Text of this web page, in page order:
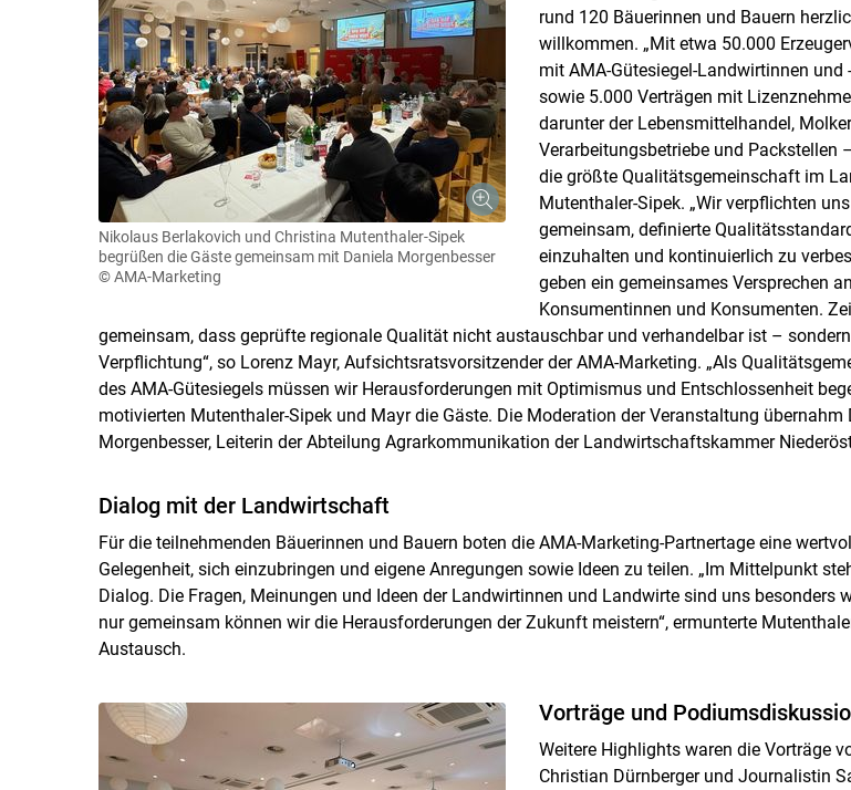
Nikolaus Berlakovich und Christina Mutenthaler-Sipek
begrüßen die Gäste gemeinsam mit Daniela Morgenbesser
© AMA-Marketing
rund 120 Bäuerinnen und Bauern
willkommen. „Mit etwa 50.000
mit AMA-Gütesiegel-Landwirtinnen und
sowie 5.000 Verträgen mit
darunter der Lebensmittelhandel,
Verarbeitungsbetriebe und Packstellen
die größte Qualitätsgemeinschaft im
Mutenthaler-Sipek. „Wir verpflichten uns
gemeinsam, definierte
einzuhalten und kontinuierlich zu
geben ein gemeinsames Versprechen
Konsumentinnen und Konsumenten.
gemeinsam, dass geprüfte regionale Qualität nicht austauschbar und verhandelbar ist –
Verpflichtung“, so Lorenz Mayr, Aufsichtsratsvorsitzender der AMA-Marketing. „Als
des AMA-Gütesiegels müssen wir Herausforderungen mit Optimismus und Entschlossenheit
motivierten Mutenthaler-Sipek und Mayr die Gäste. Die Moderation der Veranstaltung übernahm
Morgenbesser, Leiterin der Abteilung Agrarkommunikation der Landwirtschaftskammer
Dialog mit der Landwirtschaft
Für die teilnehmenden Bäuerinnen und Bauern boten die AMA-Marketing-Partnertage eine
Gelegenheit, sich einzubringen und eigene Anregungen sowie Ideen zu teilen. „Im Mittelpunkt
Dialog. Die Fragen, Meinungen und Ideen der Landwirtinnen und Landwirte sind uns besonders
nur gemeinsam können wir die Herausforderungen der Zukunft meistern“, ermunterte
Austausch.
Vorträge und
Weitere Highlights waren die Vorträge
Christian Dürnberger und Journalistin